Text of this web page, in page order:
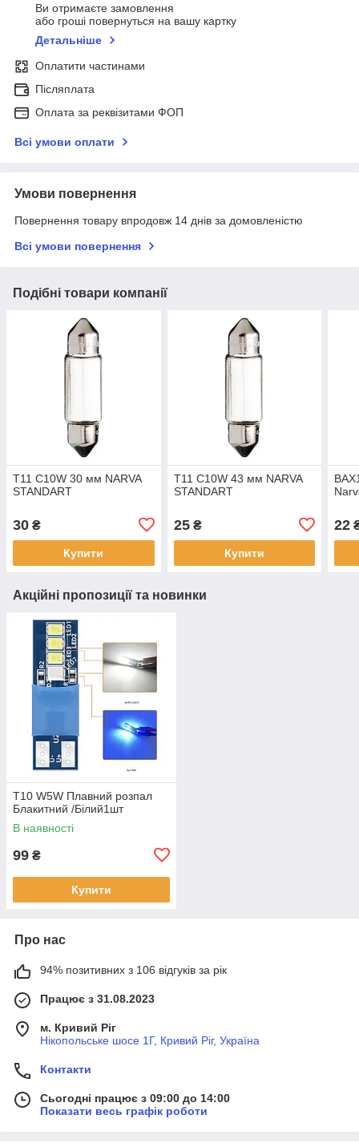
Ви отримаєте замовлення
або гроші повернуться на вашу картку
Детальніше
Оплатити частинами
Післяплата
Оплата за реквізитами ФОП
Всі умови оплати
Умови повернення
Повернення товару впродовж 14 днів за домовленістю
Всі умови повернення
Подібні товари компанії
T11 C10W 30 мм NARVA
STANDART
30 ₴
Купити
T11 C10W 43 мм NARVA
STANDART
25₴
Купити
22
Акційні пропозиції та новинки
T10 W5W Плавний розпал
Блакитний /Білий1шт
В наявності
99 ₴
Купити
Про нас
94% позитивних з 106 відгуків за рік
Працює з 31.08.2023
м. Кривий Ріг
Нікопольське шосе 1Г, Кривий Ріг, Україна
Контакти
Сьогодні працює з 09:00 до 14:00
Показати весь графік роботи